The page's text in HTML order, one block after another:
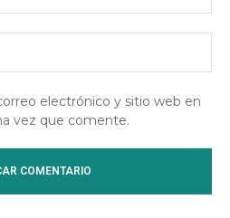
electrónico y sitio web en
vez que comente.